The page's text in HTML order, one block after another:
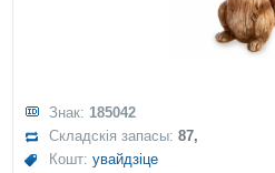
Знак: 185042
Складскія запасы:87,
Кошт:увайдзіце